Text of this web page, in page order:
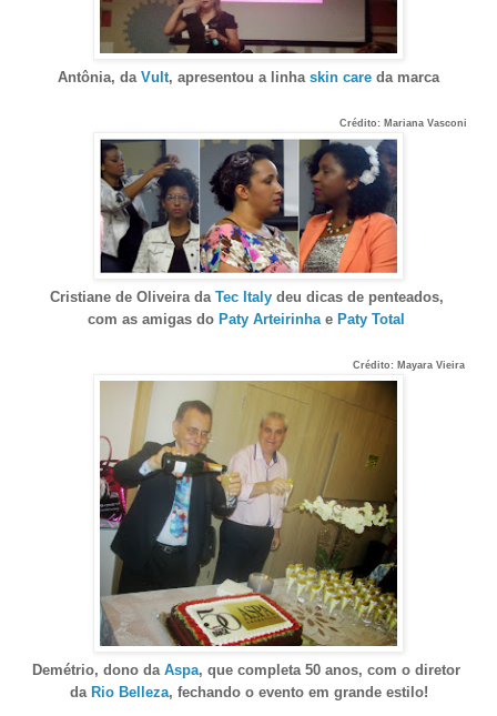
Antônia, da Vult, apresentou a linha skin care da marca
Crédito: Mariana Vasconi
Cristiane de Oliveira da Tec Italydeu dicas de penteados,
com as amigas do Paty Arteirinha e Paty Total
Crédito: Mayara Vieira
Demétrio, dono da Aspa, que completa 50 anos, com o diretor
da Rio Belleza, fechando o evento em grande estilo!